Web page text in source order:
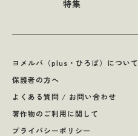
特集
ヨメルバ（plus・ひろば）について
保護者の方へ
よくある質問 / お問い合わせ
著作物のご利用に関して
プライバシーポリシー